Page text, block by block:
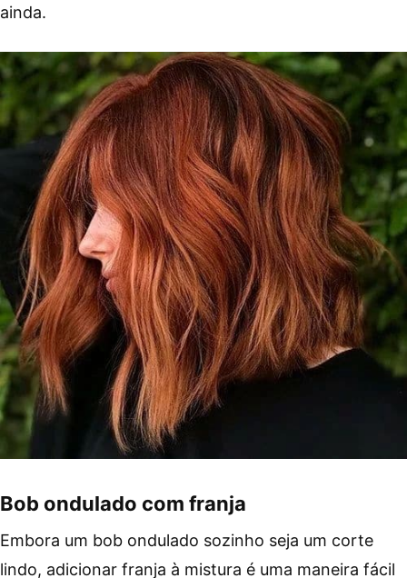
ainda.
Bob ondulado com franja
Embora um bob ondulado sozinho seja um corte
lindo, adicionar franja à mistura é uma maneira fácil